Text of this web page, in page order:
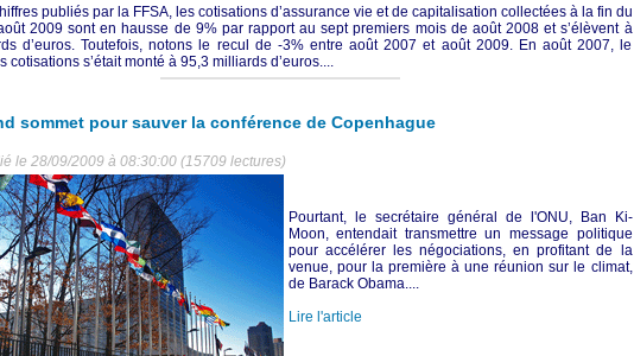
publiés par la FFSA, les cotisations d’assurance vie et de capitalisation collectées à la fin du
2009 sont en hausse de 9% par rapport au sept premiers mois de août 2008 et s’élèvent à
d’euros. Toutefois, notons le recul de -3% entre août 2007 et août 2009. En août 2007, le
cotisations s’était monté à 95,3 milliards d’euros....
sommet pour sauver la conférence de Copenhague
le 28/09/2009 à 08:30:00 (15709 lectures)
Pourtant, le secrétaire général de l'ONU, Ban Ki-
Moon, entendait transmettre un message politique
pour accélérer les négociations, en profitant de la
venue, pour la première à une réunion sur le climat,
de Barack Obama....
Lire l'article